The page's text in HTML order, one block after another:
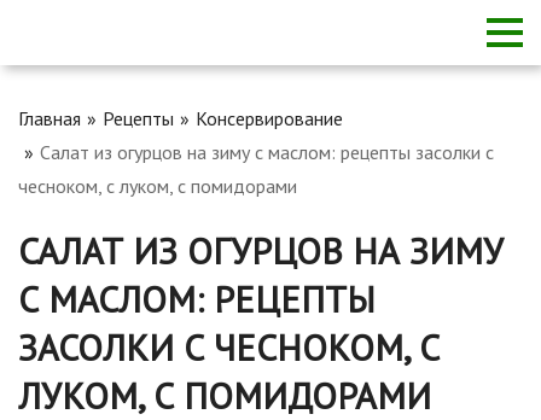
Главная Рецепты
Консервирование
Салат из огурцов на зиму с маслом: рецепты засолки с
чесноком, с луком, с помидорами
САЛАТ ИЗ ОГУРЦОВ НА ЗИМУ
С МАСЛОМ: РЕЦЕПТЫ
ЗАСОЛКИ С ЧЕСНОКОМ, С
ЛУКОМ, С ПОМИДОРАМИ